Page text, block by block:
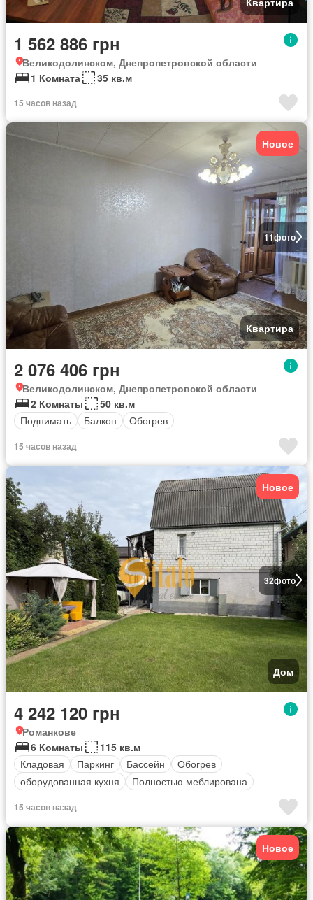
1 562 886 грн
Великодолинском, Днепропетровской области
1 Комната
35 кв.м
15 часов назад
11фото
Новое
Квартира
2 076 406 грн
Великодолинском, Днепропетровской области
2 Комнаты
50 кв.м
Поднимать
Балкон Обогрев
15 часов назад
32фото
Новое
Дом
4 242 120 грн
Романкове
6 Комнаты
115 кв.м
Кладовая
Паркинг Бассейн
Обогрев
оборудованная кухня
Полностью меблирована
15 часов назад
Новое